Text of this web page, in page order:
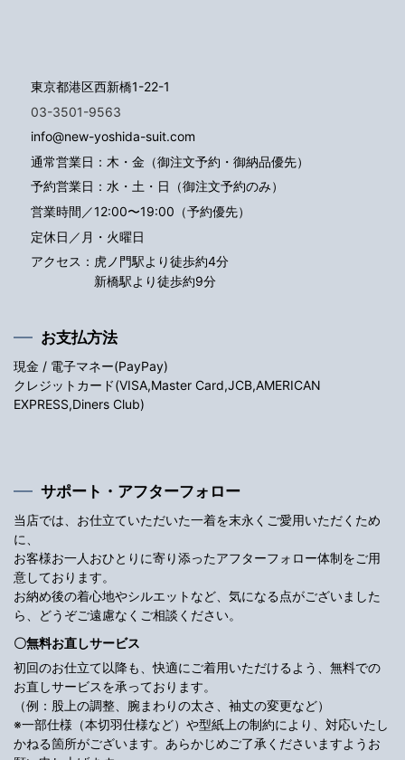
東京都港区西新橋1-22-1
03-3501-9563
info@new-yoshida-suit.com
通常営業日：木・金（御注文予約・御納品優先）
予約営業日：水・土・日（御注文予約のみ）
営業時間／12:00〜19:00（予約優先）
定休日／月・火曜日
アクセス： 虎ノ門駅より徒歩約4分
新橋駅より徒歩約9分
お支払方法
現金 / 電子マネー(PayPay)
クレジットカード(VISA,Master Card,JCB,AMERICAN
EXPRESS,Diners Club)
サポート・アフターフォロー
当店では、お仕立ていただいた一着を末永くご愛用いただくため
に、
お客様お一人おひとりに寄り添ったアフターフォロー体制をご用
意しております。
お納め後の着心地やシルエットなど、気になる点がございました
ら、どうぞご遠慮なくご相談ください。
〇無料お直しサービス
初回のお仕立て以降も、快適にご着用いただけるよう、無料での
お直しサービスを承っております。
（例：股上の調整、腕まわりの太さ、袖丈の変更など）
※一部仕様（本切羽仕様など）や型紙上の制約により、対応いたし
かねる箇所がございます。あらかじめご了承くださいますようお